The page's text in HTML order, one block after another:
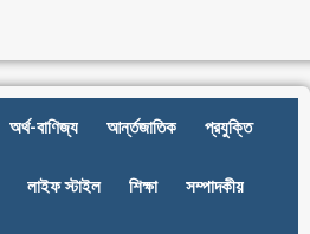
অর্থ-বাণিজ্য আর্ন্তজাতিক প্রযুক্তি
লাইফ স্টাইল শিক্ষা সম্পাদকীয়